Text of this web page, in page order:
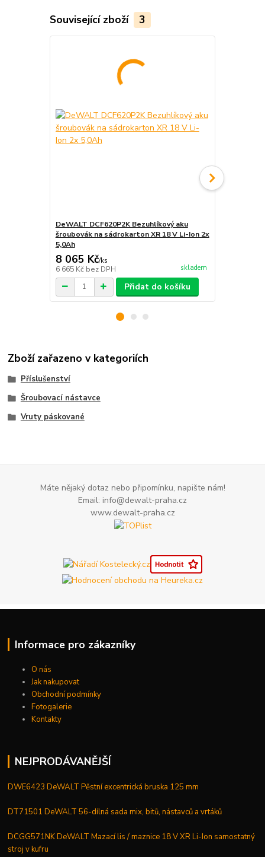
Související zboží 3
DeWALT DCF620P2K Bezuhlíkový aku
šroubovák na sádrokarton XR 18 V Li-Ion 2x
5,0Ah
8 065 Kč/ks
6 665 Kč bez DPH skladem
Přidat do košíku
Zboží zařazeno v kategoriích
Příslušenství
Šroubovací nástavce
Vruty páskované
Máte nějaký dotaz nebo připomínku, napište nám!
Email: info@dewalt-praha.cz
www.dewalt-praha.cz
Informace pro zákazníky
O nás
Jak nakupovat
Obchodní podmínky
Fotogalerie
Kontakty
NEJPRODÁVANĚJŠÍ
DWE6423 DeWALT Pěstní excentrická bruska 125 mm
DT71501 DeWALT 56-dílná sada mix, bitů, nástavců a vrtáků
DCGG571NK DeWALT Mazací lis / maznice 18 V XR Li-Ion samostatný
stroj v kufru